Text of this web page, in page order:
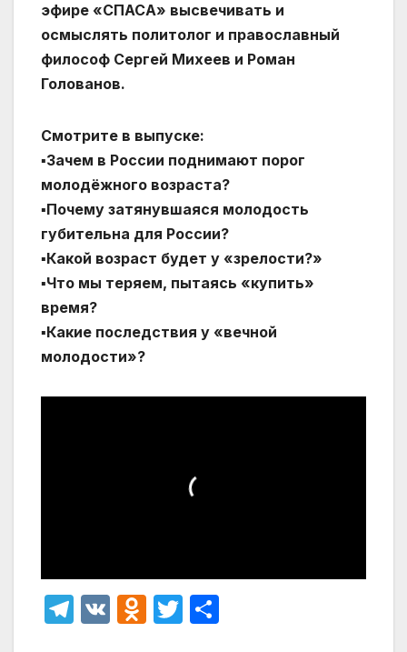
эфире «СПАСА» высвечивать и
осмыслять политолог и православный
философ Сергей Михеев и Роман
Голованов.
Смотрите в выпуске:
▪️Зачем в России поднимают порог
молодёжного возраста?
▪️Почему затянувшаяся молодость
губительна для России?
▪️Какой возраст будет у «зрелости?»
▪️Что мы теряем, пытаясь «купить»
время?
▪️Какие последствия у «вечной
молодости»?
T
V
O T